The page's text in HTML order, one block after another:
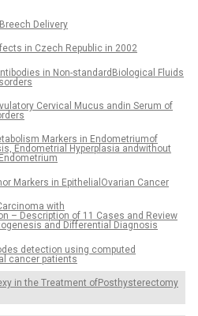
Delivery
in Czech Republic in 2002
in Non-standardBiological Fluids
Cervical Mucus andin Serum of
Markers in Endometriumof
Endometrial Hyperplasia andwithout
Markers in EpithelialOvarian Cancer
with
– Description of 11 Cases and Review
and Differential Diagnosis
detection using computed
cancer patients
in the Treatment ofPosthysterectomy